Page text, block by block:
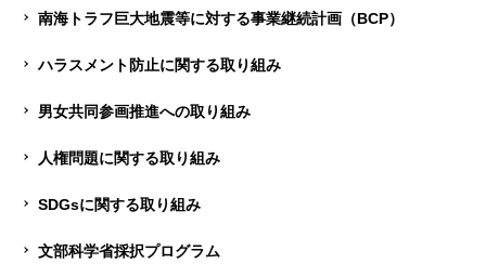
南海トラフ巨大地震等に対する事業継続計画（BCP）
ハラスメント防止に関する取り組み
男女共同参画推進への取り組み
人権問題に関する取り組み
SDGsに関する取り組み
文部科学省採択プログラム